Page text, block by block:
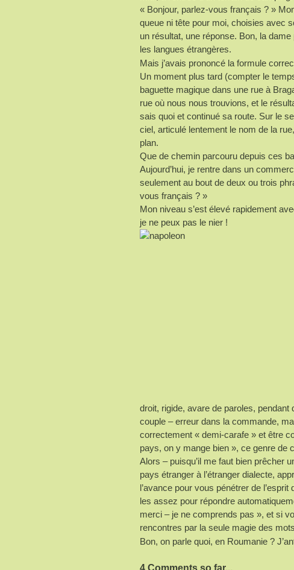
« Bonjour, parlez-vous français ? »
queue ni tête pour moi, choisies avec
un résultat, une réponse. Bon, la
les langues étrangères.
Mais j’avais prononcé la formule
Un moment plus tard (compter le
baguette magique dans une rue à
rue où nous nous trouvions, et le
sais quoi et continué sa route. Sur le
ciel, articulé lentement le nom de la
plan.
Que de chemin parcouru depuis ces
Aujourd’hui, je rentre dans un
seulement au bout de deux ou trois
vous français ? »
Mon niveau s’est élevé rapidement
je ne peux pas le nier !
droit, rigide, avare de paroles, pendant
couple – erreur dans la commande,
correctement « demi-carafe » et être
pays, on y mange bien », ce genre de
Alors – puisqu’il me faut bien prêcher
pays étranger à l’étranger dialecte,
l’avance pour vous pénétrer de
les assez pour répondre
merci – je ne comprends pas », et si
rencontres par la seule magie des
Bon, on parle quoi, en Roumanie ?
4 Comments so far...